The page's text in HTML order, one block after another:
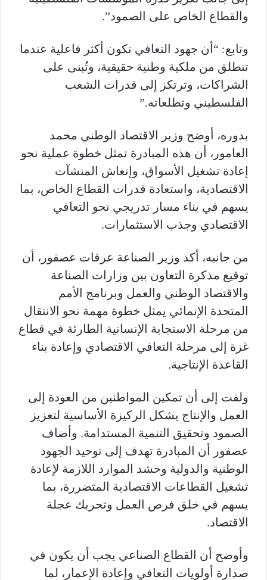
والقطاع الخاص على الصمود”.
وتابع: “أن جهود التعافي تكون أكثر فاعلية عندما
تنطلق من ملكية وطنية حقيقية، وتُبنى على
الشراكات، وترتكز إلى قدرات الشعب
الفلسطيني وتطلعاته.”
بدوره، أوضح وزير الاقتصاد الوطني محمد
العامور، أن هذه المبادرة تمثل خطوة عملية نحو
إعادة تشغيل الأسواق، وإنعاش المنشآت
الاقتصادية، واستعادة قدرات القطاع الخاص، بما
يسهم في بناء مسار تدريجي نحو التعافي
الاقتصادي وجذب الاستثمارات.
من جانبه، أكد وزير الصناعة عرفات عصفور، أن
توقيع مذكرة التعاون بين وزارات الصناعة
والاقتصاد الوطني والعمل وبرنامج الأمم
المتحدة الإنمائي يمثل خطوة مهمة نحو الانتقال
من مرحلة الاستجابة الإنسانية الطارئة في قطاع
غزة إلى مرحلة التعافي الاقتصادي وإعادة بناء
القاعدة الإنتاجية.
ولفت إلى أن تمكين المواطنين من العودة إلى
العمل والإنتاج يشكل الركيزة الأساسية لتعزيز
الصمود وتحقيق التنمية المستدامة. وأضاف
عصفور أن المبادرة تهدف إلى توحيد الجهود
الوطنية والدولية وحشد الموارد اللازمة لإعادة
تشغيل القطاعات الاقتصادية المتضررة، بما
يسهم في خلق فرص العمل وتحريك عجلة
الاقتصاد.
وأوضح أن القطاع الصناعي يجب أن يكون في
صدارة أولويات التعافي وإعادة الإعمار، لما